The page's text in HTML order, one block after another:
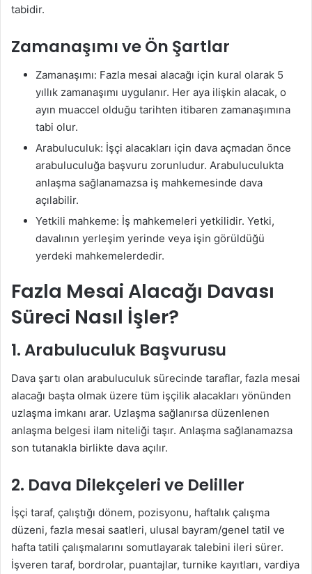
tabidir.
Zamanaşımı ve Ön Şartlar
Zamanaşımı: Fazla mesai alacağı için kural olarak 5
yıllık zamanaşımı uygulanır. Her aya ilişkin alacak, o
ayın muaccel olduğu tarihten itibaren zamanaşımına
tabi olur.
Arabuluculuk: İşçi alacakları için dava açmadan önce
arabuluculuğa başvuru zorunludur. Arabuluculukta
anlaşma sağlanamazsa iş mahkemesinde dava
açılabilir.
Yetkili mahkeme: İş mahkemeleri yetkilidir. Yetki,
davalının yerleşim yerinde veya işin görüldüğü
yerdeki mahkemelerdedir.
Fazla Mesai Alacağı Davası
Süreci Nasıl İşler?
1. Arabuluculuk Başvurusu
Dava şartı olan arabuluculuk sürecinde taraflar, fazla mesai
alacağı başta olmak üzere tüm işçilik alacakları yönünden
uzlaşma imkanı arar. Uzlaşma sağlanırsa düzenlenen
anlaşma belgesi ilam niteliği taşır. Anlaşma sağlanamazsa
son tutanakla birlikte dava açılır.
2. Dava Dilekçeleri ve Deliller
İşçi taraf, çalıştığı dönem, pozisyonu, haftalık çalışma
düzeni, fazla mesai saatleri, ulusal bayram/genel tatil ve
hafta tatili çalışmalarını somutlayarak talebini ileri sürer.
İşveren taraf, bordrolar, puantajlar, turnike kayıtları, vardiya